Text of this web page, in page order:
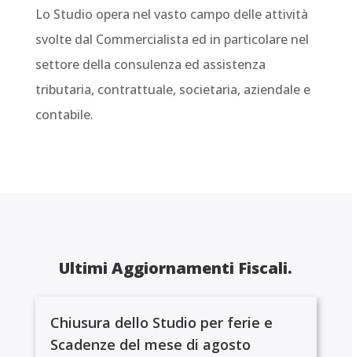
Lo Studio opera nel vasto campo delle attività
svolte dal Commercialista ed in particolare nel
settore della consulenza ed assistenza
tributaria, contrattuale, societaria, aziendale e
contabile.
Ultimi Aggiornamenti Fiscali.
Chiusura dello Studio per ferie e
Scadenze del mese di agosto